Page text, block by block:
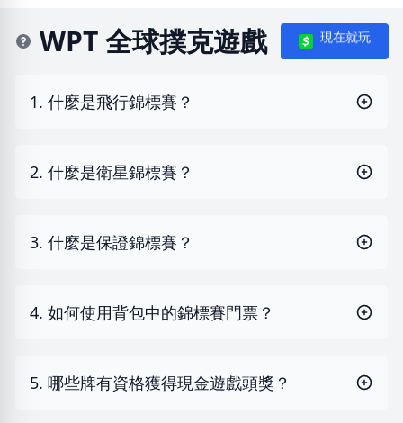
WPT 全球撲克遊戲 現在就玩
1. 什麼是飛行錦標賽？
2. 什麼是衛星錦標賽？
3. 什麼是保證錦標賽？
4. 如何使用背包中的錦標賽門票？
5. 哪些牌有資格獲得現金遊戲頭獎？